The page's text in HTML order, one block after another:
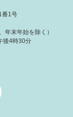
1号
年末年始を除く）
後4時30分